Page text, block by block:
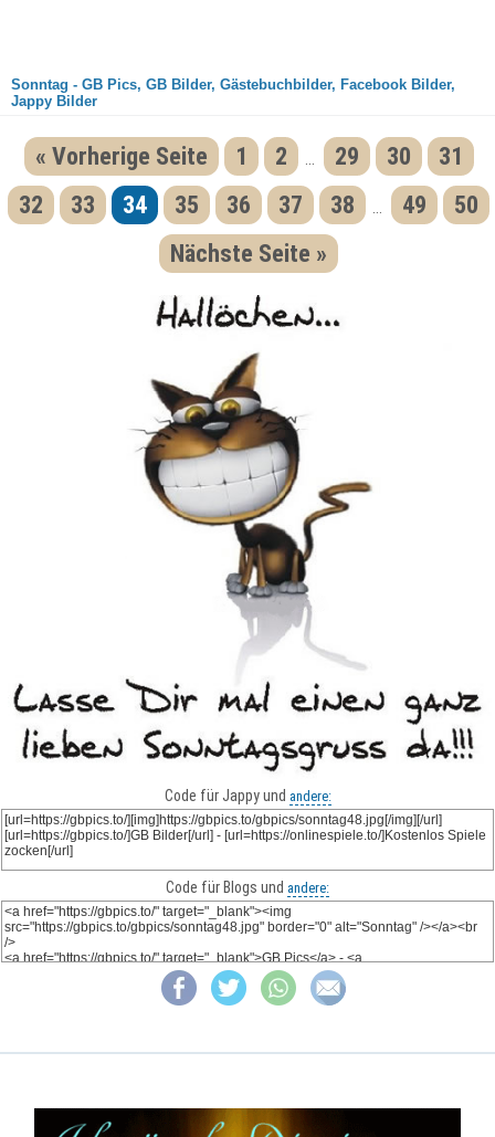
Sonntag - GB Pics, GB Bilder, Gästebuchbilder, Facebook Bilder,
Jappy Bilder
« Vorherige Seite 1 2 29 30
31
32
33 34 35 36 37 38 49
50
Nächste Seite »
Code für Jappy und andere:
Code für Blogs und andere: